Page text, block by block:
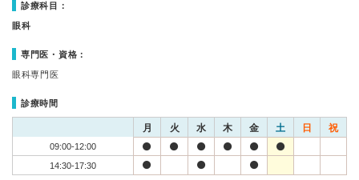
診療科目：
眼科
専門医・資格：
眼科専門医
診療時間
月 火 水 木 金 土 日 祝
09:00-12:00
14:30-17:30